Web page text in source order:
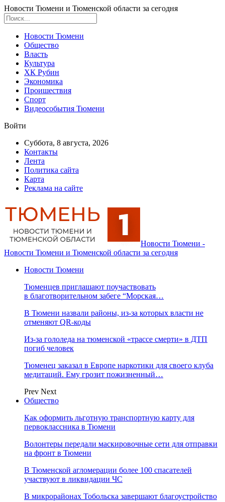
Новости Тюмени и Тюменской области за сегодня
Новости Тюмени
Общество
Власть
Культура
ХК Рубин
Экономика
Проишествия
Спорт
Видеособытия Тюмени
Войти
Суббота, 8 августа, 2026
Контакты
Лента
Политика сайта
Карта
Реклама на сайте
Новости Тюмени -
Новости Тюмени и Тюменской области за сегодня
Новости Тюмени
Тюменцев приглашают поучаствовать
в благотворительном забеге “Морская…
В Тюмени назвали районы, из-за которых власти не
отменяют QR-коды
Из-за гололеда на тюменской «трассе смерти» в ДТП
погиб человек
Тюменец заказал в Европе наркотики для своего клуба
медитаций. Ему грозит пожизненный…
Prev Next
Общество
Как оформить льготную транспортную карту для
первоклассника в Тюмени
Волонтеры передали маскировочные сети для отправки
на фронт в Тюмени
В Тюменской агломерации более 100 спасателей
участвуют в ликвидации ЧС
В микрорайонах Тобольска завершают благоустройство